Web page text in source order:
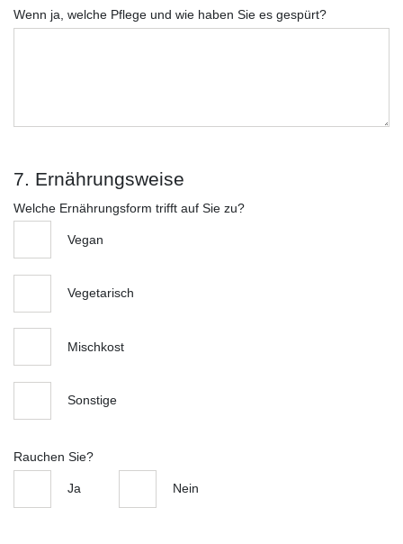
Wenn ja, welche Pflege und wie haben Sie es gespürt?
7. Ernährungsweise
Welche Ernährungsform trifft auf Sie zu?
Vegan
Vegetarisch
Mischkost
Sonstige
Rauchen Sie?
Ja Nein